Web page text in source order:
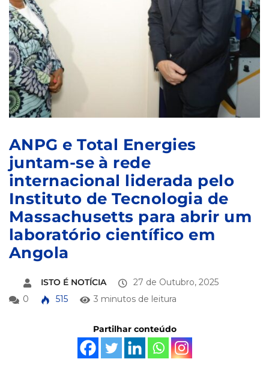
ANPG e Total Energies
juntam-se à rede
internacional liderada pelo
Instituto de Tecnologia de
Massachusetts para abrir um
laboratório científico em
Angola
ISTO É NOTÍCIA
27 de Outubro, 2025
0
515 3 minutos de leitura
Partilhar conteúdo